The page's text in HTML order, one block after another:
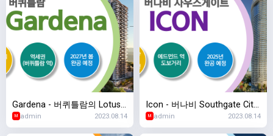
Gardena - 버퀴틀람의 Lotus
at Gardena 프로젝트
M admin 2023.08.14
Icon - 버나비 Southgate City
마스터플랜 프로젝트의 3번째
콘도!
M admin 2023.08.14